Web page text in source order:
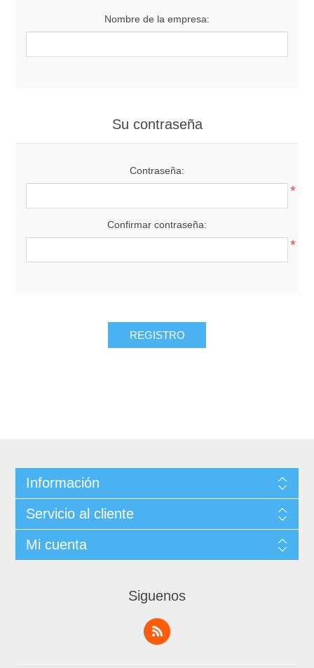
Nombre de la empresa:
Su contraseña
Contraseña:
*
Confirmar contraseña:
*
REGISTRO
Información
Servicio al cliente
Mi cuenta
Siguenos